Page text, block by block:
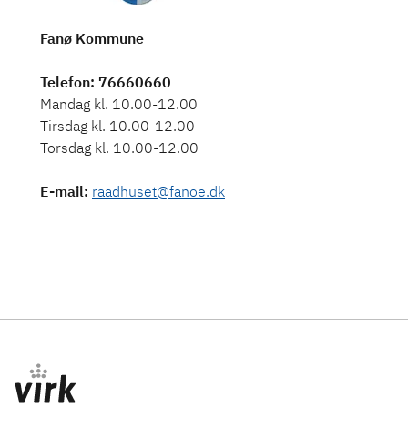
Fanø Kommune
Telefon: 76660660
Mandag kl. 10.00-12.00
Tirsdag kl. 10.00-12.00
Torsdag kl. 10.00-12.00
E-mail: raadhuset@fanoe.dk